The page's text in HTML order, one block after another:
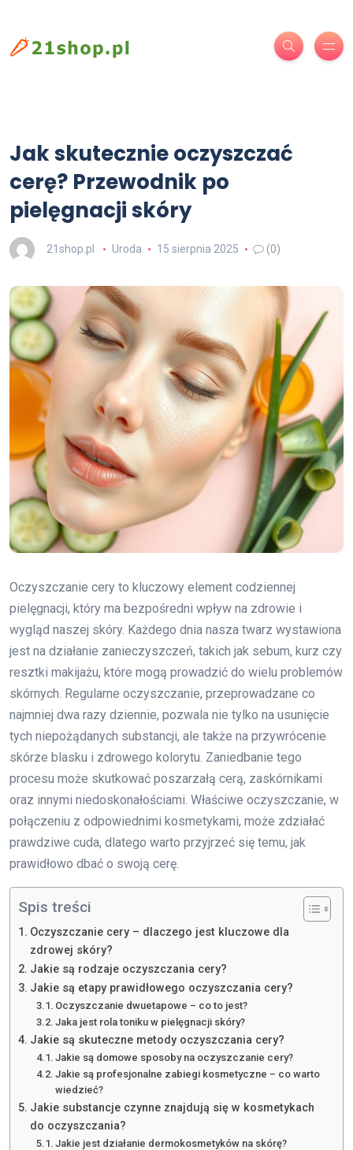
Jak skutecznie oczyszczać
cerę? Przewodnik po
pielęgnacji skóry
21shop.pl Uroda 15 sierpnia 2025 (0)
Oczyszczanie cery to kluczowy element codziennej
pielęgnacji, który ma bezpośredni wpływ na zdrowie i
wygląd naszej skóry. Każdego dnia nasza twarz wystawiona
jest na działanie zanieczyszczeń, takich jak sebum, kurz czy
resztki makijażu, które mogą prowadzić do wielu problemów
skórnych. Regularne oczyszczanie, przeprowadzane co
najmniej dwa razy dziennie, pozwala nie tylko na usunięcie
tych niepożądanych substancji, ale także na przywrócenie
skórze blasku i zdrowego kolorytu. Zaniedbanie tego
procesu może skutkować poszarzałą cerą, zaskórnikami
oraz innymi niedoskonałościami. Właściwe oczyszczanie, w
połączeniu z odpowiednimi kosmetykami, może zdziałać
prawdziwe cuda, dlatego warto przyjrzeć się temu, jak
prawidłowo dbać o swoją cerę.
Spis treści
Oczyszczanie cery – dlaczego jest kluczowe dla
zdrowej skóry?
Jakie są rodzaje oczyszczania cery?
Jakie są etapy prawidłowego oczyszczania cery?
Oczyszczanie dwuetapowe – co to jest?
Jaka jest rola toniku w pielęgnacji skóry?
Jakie są skuteczne metody oczyszczania cery?
Jakie są domowe sposoby na oczyszczanie cery?
Jakie są profesjonalne zabiegi kosmetyczne – co warto
wiedzieć?
Jakie substancje czynne znajdują się w kosmetykach
do oczyszczania?
Jakie jest działanie dermokosmetyków na skórę?